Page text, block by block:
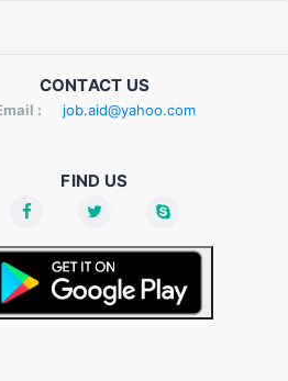
CONTACT US
: job.aid@yahoo.com
FIND US